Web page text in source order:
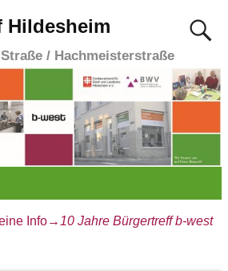
Hildesheim
/ Hachmeisterstraße
Info→ 10 Jahre Bürgertreff b-west